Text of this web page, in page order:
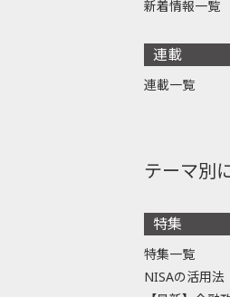
新着情報一覧
連載
連載一覧
テーマ別
特集
特集一覧
NISAの活用法